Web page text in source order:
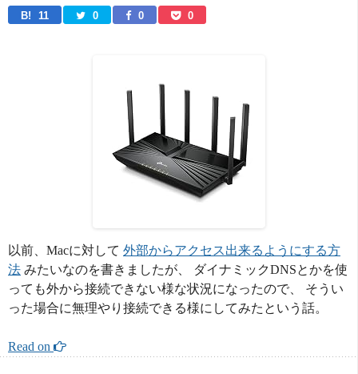
B! 11 0 0 0
以前、Macに対して 外部からアクセス出来るようにする方
法 みたいなのを書きましたが、 ダイナミックDNSとかを使
っても外から接続できない様な状況になったので、 そうい
った場合に無理やり接続できる様にしてみたという話。
Read on